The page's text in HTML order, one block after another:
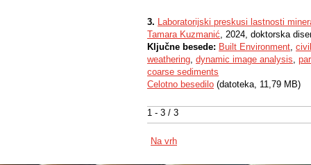
1 - 3 / 3
3. Laboratorijski preskusi lastnosti
Tamara Kuzmanić, 2024, doktorska
Ključne besede: Built Environment,
weathering, dynamic image analysis,
coarse sediments
Celotno besedilo (datoteka, 11,79 MB)
Na vrh